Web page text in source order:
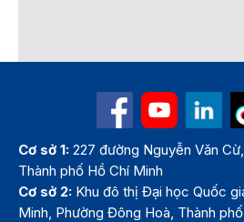
Cơ sở 1: 227 đường Nguyễn Văn
Thành phố Hồ Chí Minh
Cơ sở 2: Khu đô thị Đại học Quốc
Minh, Phường Đông Hoà, Thành